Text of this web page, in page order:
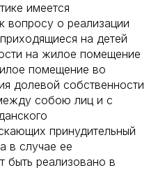
имеется
вопросу о реализации
на детей
на жилое помещение
помещение во
долевой собственности
собою лиц и с
принудительный
в случае ее
быть реализовано в